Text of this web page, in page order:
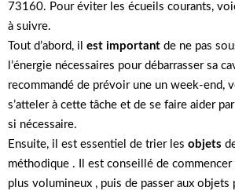
73160. Pour éviter les écueils courants,
à suivre.
Tout d’abord, il est important de ne pas
l’énergie nécessaires pour débarrasser sa
recommandé de prévoir une un week-end,
s’atteler à cette tâche et de se faire aider
si nécessaire.
Ensuite, il est essentiel de trier les objets
méthodique . Il est conseillé de
plus volumineux , puis de passer aux